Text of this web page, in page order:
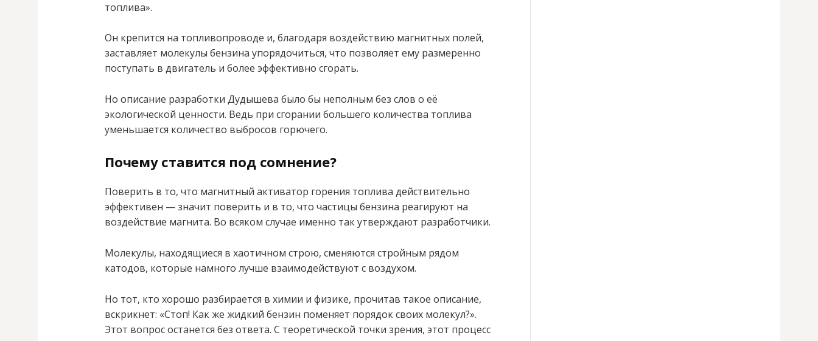
топлива».
Он крепится на топливопроводе и, благодаря воздействию магнитных полей,
заставляет молекулы бензина упорядочиться, что позволяет ему размеренно
поступать в двигатель и более эффективно сгорать.
Но описание разработки Дудышева было бы неполным без слов о её
экологической ценности. Ведь при сгорании большего количества топлива
уменьшается количество выбросов горючего.
Почему ставится под сомнение?
Поверить в то, что магнитный активатор горения топлива действительно
эффективен — значит поверить и в то, что частицы бензина реагируют на
воздействие магнита. Во всяком случае именно так утверждают разработчики.
Молекулы, находящиеся в хаотичном строю, сменяются стройным рядом
катодов, которые намного лучше взаимодействуют с воздухом.
Но тот, кто хорошо разбирается в химии и физике, прочитав такое описание,
вскрикнет: «Стоп! Как же жидкий бензин поменяет порядок своих молекул?».
Этот вопрос останется без ответа. С теоретической точки зрения, этот процесс